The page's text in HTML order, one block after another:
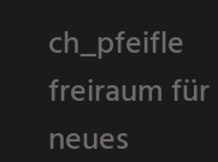
ch_pfeifle
freiraum für
neues